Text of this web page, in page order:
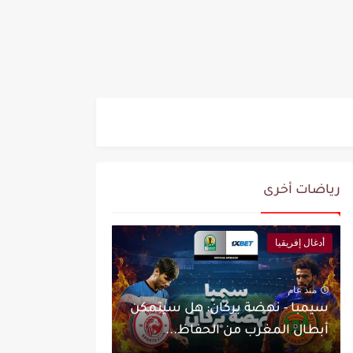
رياضات أخرى
أدغال إفريقيا
منذ عام
سيمبا - نهضة بركان: هل سيتمكن
أبطال المغرب من الحفاظ...